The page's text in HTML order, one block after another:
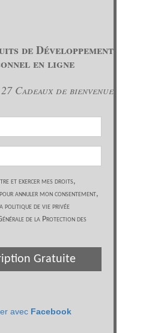
de Développement
en ligne
Cadeaux de bienvenue
et exercer mes droits,
annuler mon consentement,
politique de vie privée
de la Protection des
Gratuite
avec Facebook